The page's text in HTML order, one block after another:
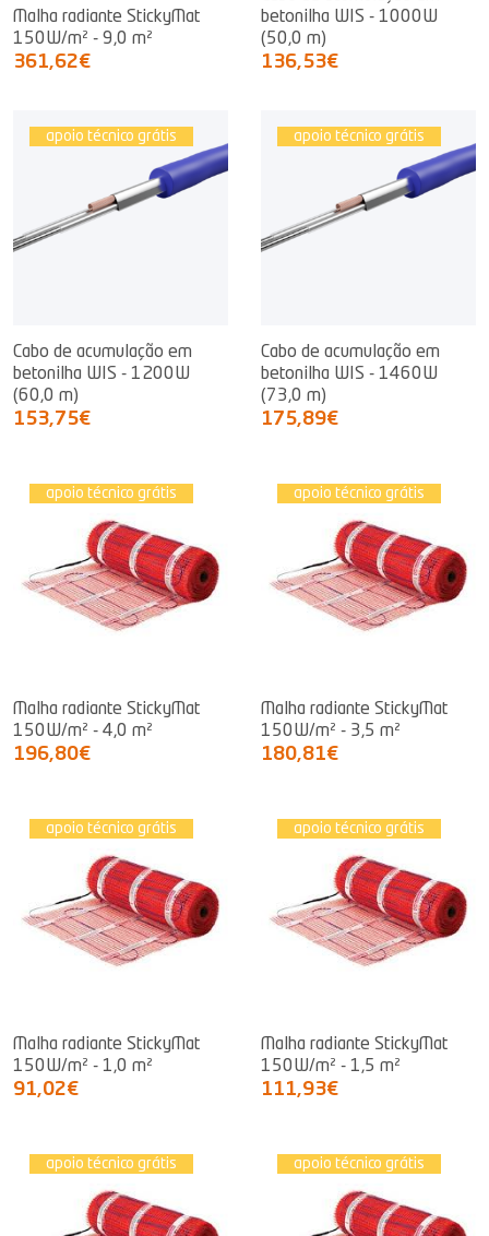
Malha radiante StickyMat
150W/m² - 9,0 m²
361,62€
betonilha WIS - 1000W
(50,0 m)
136,53€
apoio técnico grátis
Cabo de acumulação em
betonilha WIS - 1200W
(60,0 m)
153,75€
apoio técnico grátis
Cabo de acumulação em
betonilha WIS - 1460W
(73,0 m)
175,89€
apoio técnico grátis
Malha radiante StickyMat
150W/m² - 4,0 m²
196,80€
apoio técnico grátis
Malha radiante StickyMat
150W/m² - 3,5 m²
180,81€
apoio técnico grátis
Malha radiante StickyMat
150W/m² - 1,0 m²
91,02€
apoio técnico grátis
Malha radiante StickyMat
150W/m² - 1,5 m²
111,93€
apoio técnico grátis apoio técnico grátis